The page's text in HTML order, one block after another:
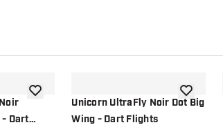
- Dart
Zur Wunschliste hinzufügen
Unicorn UltraFly Noir Dot Big
Wing - Dart Flights
Zur